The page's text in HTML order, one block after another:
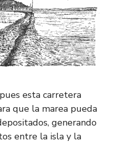
esta carretera
que la marea pueda
generando
entre la isla y la